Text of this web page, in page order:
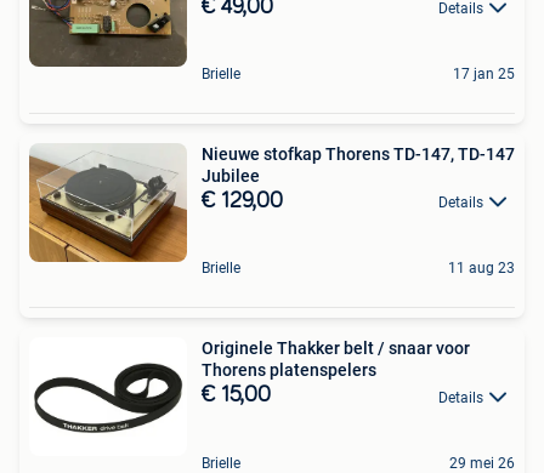
€ 49,00 Details
Brielle 17 jan 25
Nieuwe stofkap Thorens TD-147, TD-147
Jubilee
€ 129,00 Details
Brielle 11 aug 23
Originele Thakker belt / snaar voor
Thorens platenspelers
€ 15,00 Details
Brielle 29 mei 26